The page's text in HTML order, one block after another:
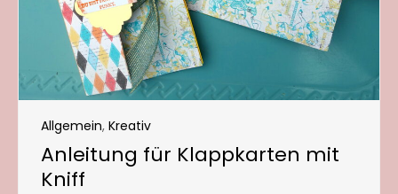
Allgemein, Kreativ
Anleitung für Klappkarten mit
Kniff